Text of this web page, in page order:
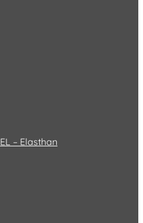
EL – Elasthan